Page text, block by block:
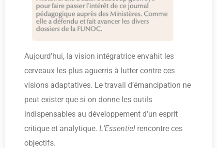
Aujourd’hui, la vision intégratrice envahit les
cerveaux les plus aguerris à lutter contre ces
visions adaptatives. Le travail d’émancipation ne
peut exister que si on donne les outils
indispensables au développement d’un esprit
critique et analytique. L’Essentiel rencontre ces
objectifs.